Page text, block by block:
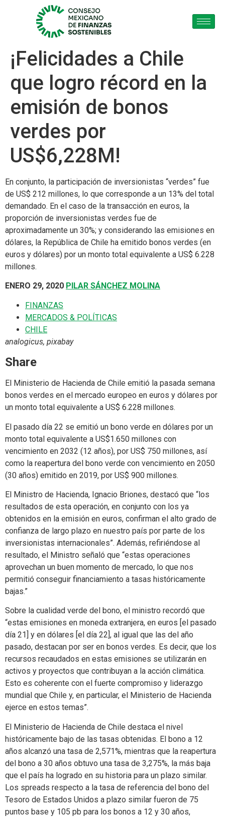
¡Felicidades a Chile
que logro récord en la
emisión de bonos
verdes por
US$6,228M!
En conjunto, la participación de inversionistas “verdes” fue
de US$ 212 millones, lo que corresponde a un 13% del total
demandado. En el caso de la transacción en euros, la
proporción de inversionistas verdes fue de
aproximadamente un 30%; y considerando las emisiones en
dólares, la República de Chile ha emitido bonos verdes (en
euros y dólares) por un monto total equivalente a US$ 6.228
millones.
ENERO 29, 2020 PILAR SÁNCHEZ MOLINA
FINANZAS
MERCADOS & POLÍTICAS
CHILE
analogicus, pixabay
Share
El Ministerio de Hacienda de Chile emitió la pasada semana
bonos verdes en el mercado europeo en euros y dólares por
un monto total equivalente a US$ 6.228 millones.
El pasado día 22 se emitió un bono verde en dólares por un
monto total equivalente a US$1.650 millones con
vencimiento en 2032 (12 años), por US$ 750 millones, así
como la reapertura del bono verde con vencimiento en 2050
(30 años) emitido en 2019, por US$ 900 millones.
El Ministro de Hacienda, Ignacio Briones, destacó que “los
resultados de esta operación, en conjunto con los ya
obtenidos en la emisión en euros, confirman el alto grado de
confianza de largo plazo en nuestro país por parte de los
inversionistas internacionales”. Además, refiriéndose al
resultado, el Ministro señaló que “estas operaciones
aprovechan un buen momento de mercado, lo que nos
permitió conseguir financiamiento a tasas históricamente
bajas.”
Sobre la cualidad verde del bono, el ministro recordó que
“estas emisiones en moneda extranjera, en euros [el pasado
día 21] y en dólares [el día 22], al igual que las del año
pasado, destacan por ser en bonos verdes. Es decir, que los
recursos recaudados en estas emisiones se utilizarán en
activos y proyectos que contribuyan a la acción climática.
Esto es coherente con el fuerte compromiso y liderazgo
mundial que Chile y, en particular, el Ministerio de Hacienda
ejerce en estos temas”.
El Ministerio de Hacienda de Chile destaca el nivel
históricamente bajo de las tasas obtenidas. El bono a 12
años alcanzó una tasa de 2,571%, mientras que la reapertura
del bono a 30 años obtuvo una tasa de 3,275%, la más baja
que el país ha logrado en su historia para un plazo similar.
Los spreads respecto a la tasa de referencia del bono del
Tesoro de Estados Unidos a plazo similar fueron de 75
puntos base y 105 pb para los bonos a 12 y 30 años,